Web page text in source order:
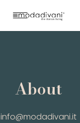
About
info@modadivani.it